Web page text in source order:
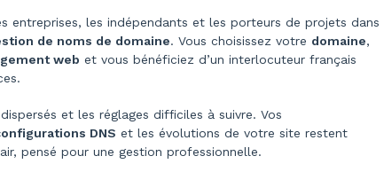
entreprises, les indépendants et les porteurs de projets dans
de noms de domaine. Vous choisissez votre domaine,
web et vous bénéficiez d’un interlocuteur français
et les réglages difficiles à suivre. Vos
DNS et les évolutions de votre site restent
pensé pour une gestion professionnelle.